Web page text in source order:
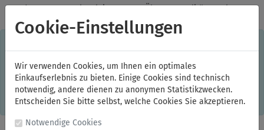
✓Jeden Monat starke Aktionen ✓Über 20 Qualitätsmarken ✓
Kostenlose Lieferung im Inland ab 150,00 Euro Bruttowarenwert
Einkaufserlebnis. Dabei werden beispielsweise die Session-
Informationen oder die Spracheinstellung auf Ihrem Rechner
gespeichert. Ohne Cookies ist der Funktionsumfang des
Online-Shops eingeschränkt. Sind Sie damit nicht
einverstanden, klicken Sie bitte hier.
Cookie-Einstellungen
Wir verwenden Cookies, um Ihnen ein optimales
Einkaufserlebnis zu bieten. Einige Cookies sind technisch
notwendig, andere dienen zu anonymen Statistikzwecken.
Entscheiden Sie bitte selbst, welche Cookies Sie akzeptieren.
Notwendige Cookies